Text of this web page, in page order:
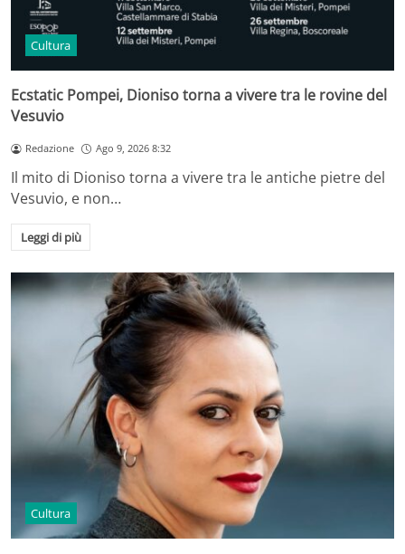
Cultura
Ecstatic Pompei, Dioniso torna a vivere tra le rovine del
Vesuvio
Redazione Ago 9, 2026 8:32
Il mito di Dioniso torna a vivere tra le antiche pietre del
Vesuvio, e non…
Leggi di più
Cultura